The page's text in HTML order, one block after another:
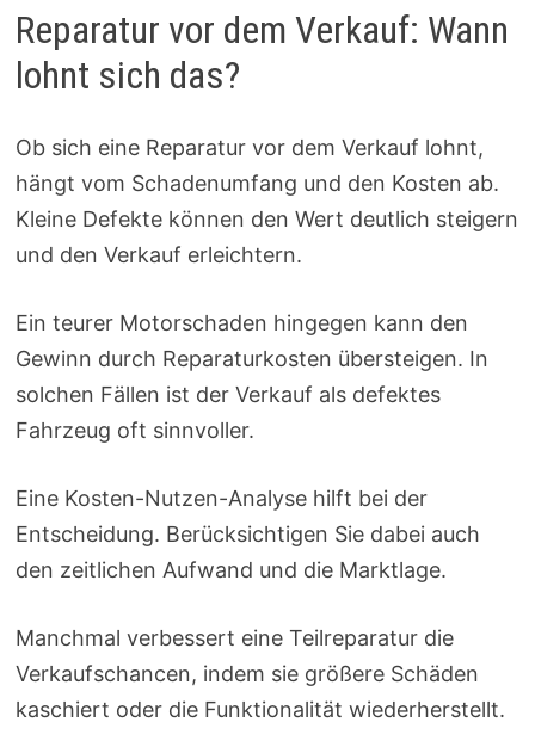
Reparatur vor dem Verkauf: Wann
lohnt sich das?
Ob sich eine Reparatur vor dem Verkauf lohnt,
hängt vom Schadenumfang und den Kosten ab.
Kleine Defekte können den Wert deutlich steigern
und den Verkauf erleichtern.
Ein teurer Motorschaden hingegen kann den
Gewinn durch Reparaturkosten übersteigen. In
solchen Fällen ist der Verkauf als defektes
Fahrzeug oft sinnvoller.
Eine Kosten-Nutzen-Analyse hilft bei der
Entscheidung. Berücksichtigen Sie dabei auch
den zeitlichen Aufwand und die Marktlage.
Manchmal verbessert eine Teilreparatur die
Verkaufschancen, indem sie größere Schäden
kaschiert oder die Funktionalität wiederherstellt.